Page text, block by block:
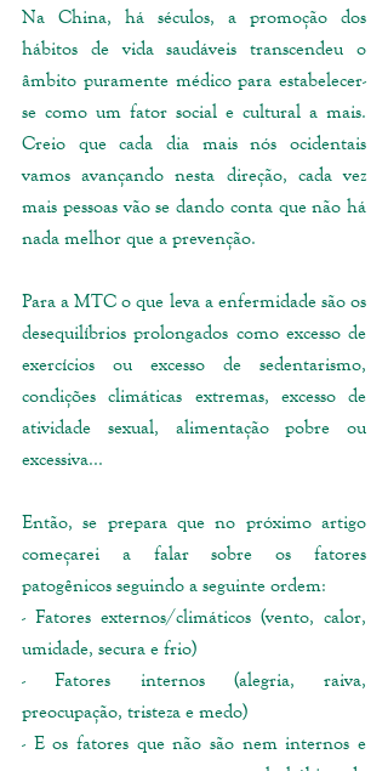
Na China, há séculos, a promoção dos
hábitos de vida saudáveis transcendeu o
âmbito puramente médico para estabelecer-
se como um fator social e cultural a mais.
Creio que cada dia mais nós ocidentais
vamos avançando nesta direção, cada vez
mais pessoas vão se dando conta que não há
nada melhor que a prevenção.
Para a MTC o que leva a enfermidade são os
desequilíbrios prolongados como excesso de
exercícios ou excesso de sedentarismo,
condições climáticas extremas, excesso de
atividade sexual, alimentação pobre ou
excessiva...
Então, se prepara que no próximo artigo
começarei a falar sobre os fatores
patogênicos seguindo a seguinte ordem:
- Fatores externos/climáticos (vento, calor,
umidade, secura e frio)
- Fatores internos (alegria, raiva,
preocupação, tristeza e medo)
- E os fatores que não são nem internos e